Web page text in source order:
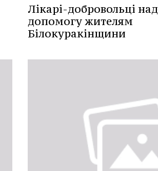
Лікарі-добровольці
допомогу жителям
Білокуракінщини